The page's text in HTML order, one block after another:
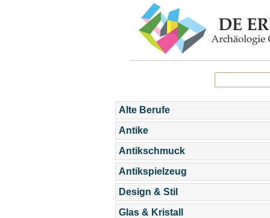
Alte Berufe
Antike
Antikschmuck
Antikspielzeug
Design & Stil
Glas & Kristall